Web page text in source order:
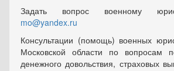
Задать вопрос военному
mo@yandex.ru
Консультации (помощь) военных
Московской области по вопросам
денежного довольствия, страховых